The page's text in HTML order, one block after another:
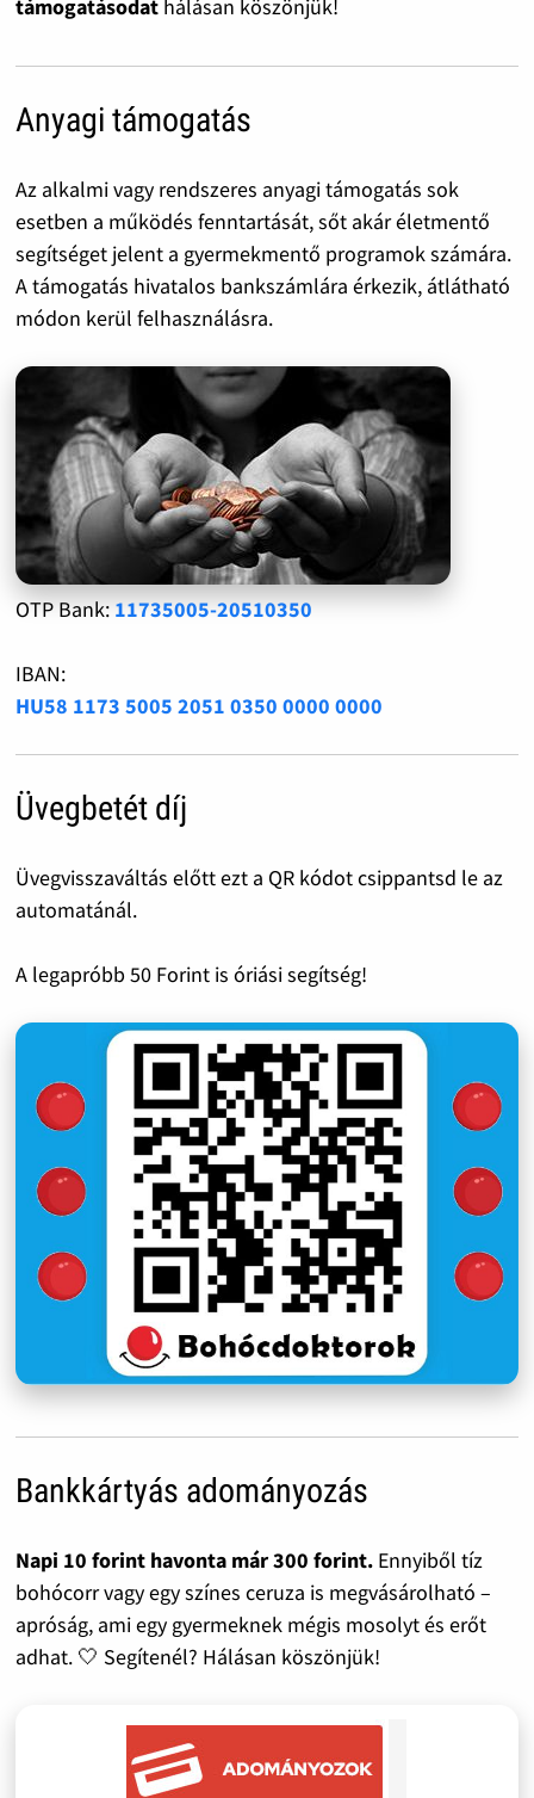
támogatásodat hálásan köszönjük!
Anyagi támogatás
Az alkalmi vagy rendszeres anyagi támogatás sok
esetben a működés fenntartását, sőt akár életmentő
segítséget jelent a gyermekmentő programok számára.
A támogatás hivatalos bankszámlára érkezik, átlátható
módon kerül felhasználásra.
OTP Bank: 11735005-20510350
IBAN:
HU58 1173 5005 2051 0350 0000 0000
Üvegbetét díj
Üvegvisszaváltás előtt ezt a QR kódot csippantsd le az
automatánál.
A legapróbb 50 Forint is óriási segítség!
Bankkártyás adományozás
Napi 10 forint havonta már 300 forint.Ennyiből tíz
bohócorr vagy egy színes ceruza is megvásárolható –
apróság, ami egy gyermeknek mégis mosolyt és erőt
adhat. 🤍 Segítenél? Hálásan köszönjük!